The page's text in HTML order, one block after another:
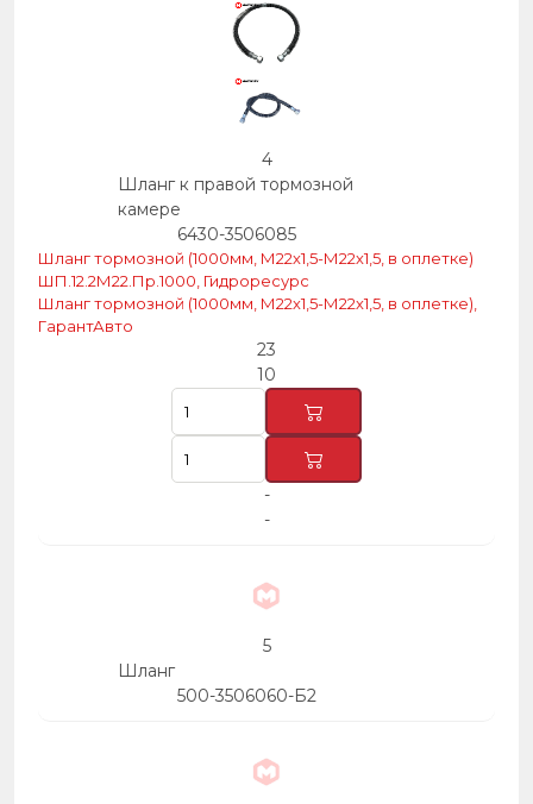
4
Шланг к правой тормозной
камере
6430-3506085
Шланг тормозной (1000мм, М22х1,5-М22х1,5, в оплетке)
ШП.12.2М22.Пр.1000, Гидроресурс
Шланг тормозной (1000мм, М22х1,5-М22х1,5, в оплетке),
ГарантАвто
23
10
-
-
5
Шланг
500-3506060-Б2